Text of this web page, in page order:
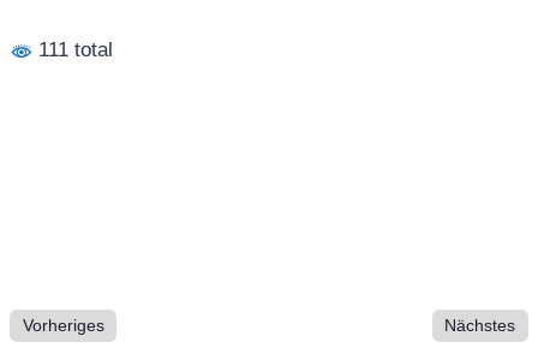
111 total
Vorheriges Nächstes